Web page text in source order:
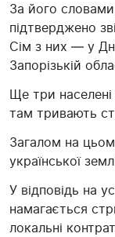
За його
підтверджено
Сім з них — у
Запорізькій
Ще три населені
там тривають
Загалом на
української
У відповідь на
намагається
локальні